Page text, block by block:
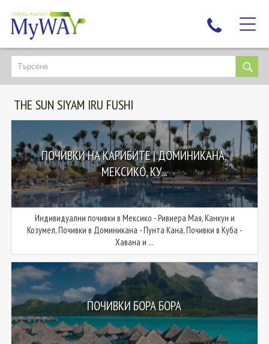
НАЙ-ТЪРСЕНИ
ДЕСТИНАЦИИ
ЕКЗОТИЧНИ ПОЧИВКИ
КРУИЗИ
НОВА ГОДИНА
ПЪТУВАЙТЕ С ДЕЦА
ЛЮБОПИТНО
ЗА НАС
THE SUN SIYAM IRU FUSHI
ПОЧИВКИ НА КАРИБИТЕ | ДОМИНИКАНА,
МЕКСИКО, КУ...
Индивидуални почивки в Мексико - Ривиера Мая, Канкун и
Козумел, Почивки в Доминикана - Пунта Кана, Почивки в Куба -
Хавана и ...
ПОЧИВКИ БОРА БОРА